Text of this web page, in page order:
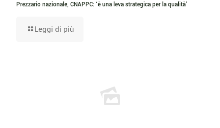
Prezzario nazionale, CNAPPC: ‘è una leva strategica per la qualità’
Leggi di più